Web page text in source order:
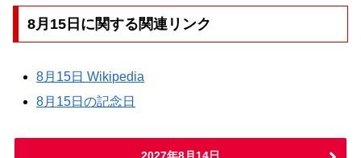
8月15日に関する関連リンク
8月15日 Wikipedia
8月15日の記念日